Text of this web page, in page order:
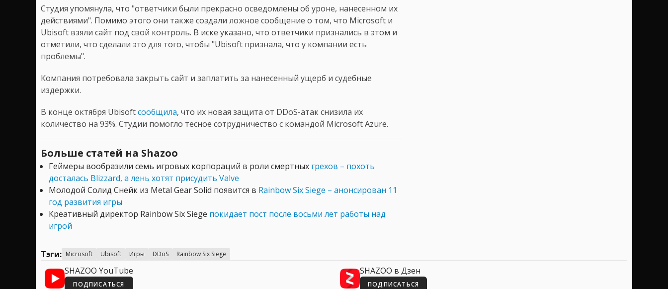
Студия упомянула, что "ответчики были прекрасно осведомлены об уроне, нанесенном их
действиями". Помимо этого они также создали ложное сообщение о том, что Microsoft и
Ubisoft взяли сайт под свой контроль. В иске указано, что ответчики признались в этом и
отметили, что сделали это для того, чтобы "Ubisoft признала, что у компании есть
проблемы".
Компания потребовала закрыть сайт и заплатить за нанесенный ущерб и судебные
издержки.
В конце октября Ubisoftсообщила, что их новая защита от DDoS-атак снизила их
количество на 93%. Студии помогло тесное сотрудничество с командой Microsoft Azure.
Больше статей на Shazoo
Геймеры вообразили семь игровых корпораций в роли смертных грехов – похоть
досталась Blizzard, а лень хотят присудить Valve
Молодой Солид Снейк из Metal Gear Solid появится в Rainbow Six Siege – анонсирован 11
год развития игры
Креативный директор Rainbow Six Siege покидает пост после восьми лет работы над
игрой
Тэги: Microsoft Ubisoft Игры DDoS Rainbow Six Siege
SHAZOO YouTube
ПОДПИСАТЬСЯ
SHAZOO в Дзен
ПОДПИСАТЬСЯ